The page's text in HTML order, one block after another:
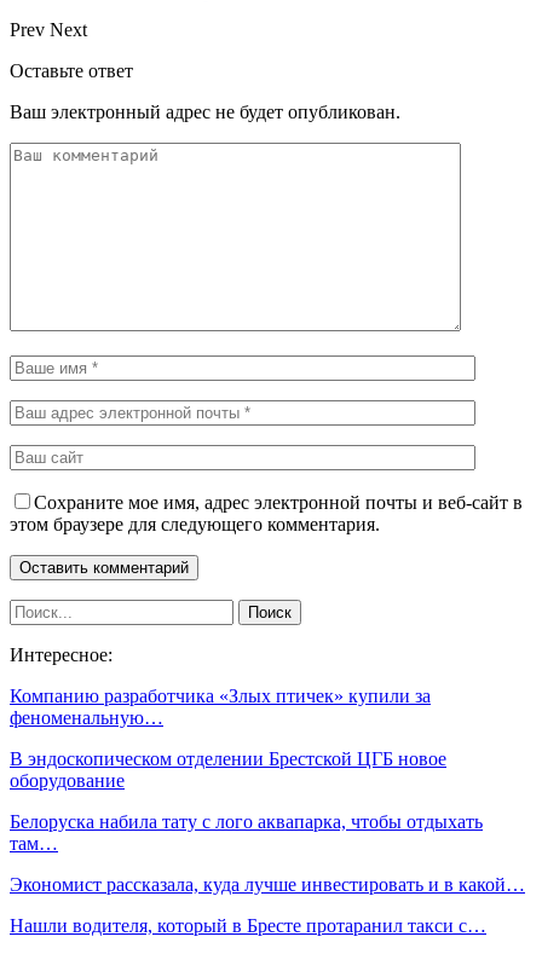
Prev Next
Оставьте ответ
Ваш электронный адрес не будет опубликован.
Сохраните мое имя, адрес электронной почты и веб-сайт в
этом браузере для следующего комментария.
Интересное:
Компанию разработчика «Злых птичек» купили за
феноменальную…
В эндоскопическом отделении Брестской ЦГБ новое
оборудование
Белоруска набила тату с лого аквапарка, чтобы отдыхать
там…
Экономист рассказала, куда лучше инвестировать и в какой…
Нашли водителя, который в Бресте протаранил такси с…